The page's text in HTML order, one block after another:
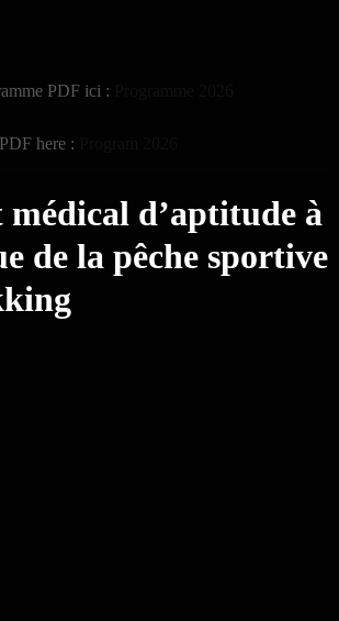
PDF ici :
here :
d’aptitude à
de la pêche sportive